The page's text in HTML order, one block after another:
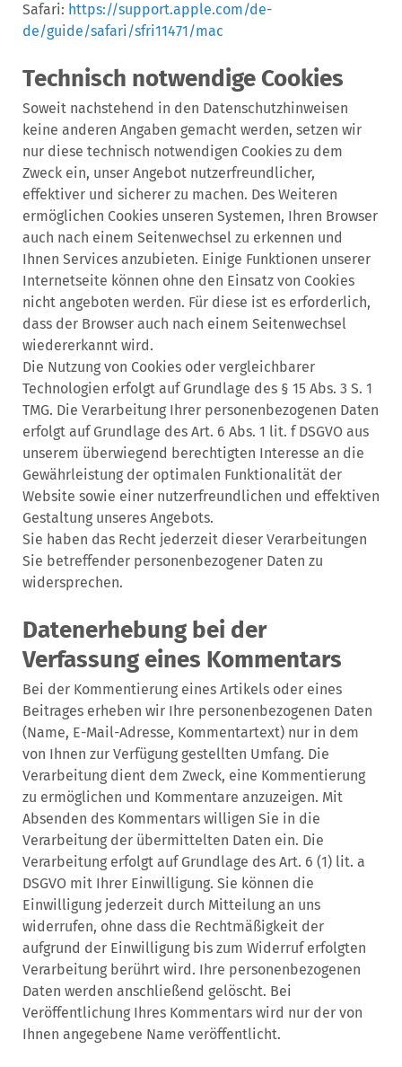
Safari: https://support.apple.com/de-
de/guide/safari/sfri11471/mac
Technisch notwendige Cookies
Soweit nachstehend in den Datenschutzhinweisen
keine anderen Angaben gemacht werden, setzen wir
nur diese technisch notwendigen Cookies zu dem
Zweck ein, unser Angebot nutzerfreundlicher,
effektiver und sicherer zu machen. Des Weiteren
ermöglichen Cookies unseren Systemen, Ihren Browser
auch nach einem Seitenwechsel zu erkennen und
Ihnen Services anzubieten. Einige Funktionen unserer
Internetseite können ohne den Einsatz von Cookies
nicht angeboten werden. Für diese ist es erforderlich,
dass der Browser auch nach einem Seitenwechsel
wiedererkannt wird.
Die Nutzung von Cookies oder vergleichbarer
Technologien erfolgt auf Grundlage des § 15 Abs. 3 S. 1
TMG. Die Verarbeitung Ihrer personenbezogenen Daten
erfolgt auf Grundlage des Art. 6 Abs. 1 lit. f DSGVO aus
unserem überwiegend berechtigten Interesse an die
Gewährleistung der optimalen Funktionalität der
Website sowie einer nutzerfreundlichen und effektiven
Gestaltung unseres Angebots.
Sie haben das Recht jederzeit dieser Verarbeitungen
Sie betreffender personenbezogener Daten zu
widersprechen.
Datenerhebung bei der
Verfassung eines Kommentars
Bei der Kommentierung eines Artikels oder eines
Beitrages erheben wir Ihre personenbezogenen Daten
(Name, E-Mail-Adresse, Kommentartext) nur in dem
von Ihnen zur Verfügung gestellten Umfang. Die
Verarbeitung dient dem Zweck, eine Kommentierung
zu ermöglichen und Kommentare anzuzeigen. Mit
Absenden des Kommentars willigen Sie in die
Verarbeitung der übermittelten Daten ein. Die
Verarbeitung erfolgt auf Grundlage des Art. 6 (1) lit. a
DSGVO mit Ihrer Einwilligung. Sie können die
Einwilligung jederzeit durch Mitteilung an uns
widerrufen, ohne dass die Rechtmäßigkeit der
aufgrund der Einwilligung bis zum Widerruf erfolgten
Verarbeitung berührt wird. Ihre personenbezogenen
Daten werden anschließend gelöscht. Bei
Veröffentlichung Ihres Kommentars wird nur der von
Ihnen angegebene Name veröffentlicht.